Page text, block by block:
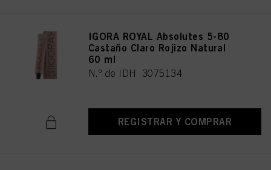
IGORA ROYAL Absolutes 5-80
Castaño Claro Rojizo Natural
60 ml
N.º de IDH 3075134
REGISTRAR Y COMPRAR